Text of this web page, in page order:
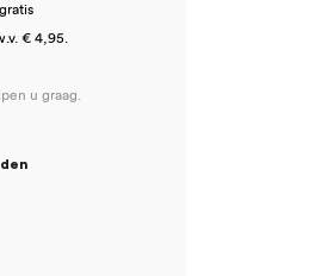
€ 4,95.
u graag.